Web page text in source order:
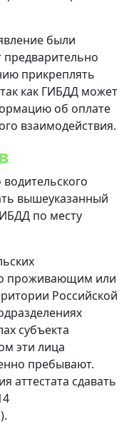
были
прикреплять
как ГИБДД может
об оплате
взаимодействия.
вышеуказанный
по месту
проживающим или
Российской
субъекта
эти лица
пребывают.
аттестата сдавать